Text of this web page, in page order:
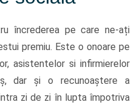
încrederea pe care ne-ați
premiu. Este o onoare pe
asistentelor si infirmierelor
dar și o recunoaștere a
zi de zi în lupta împotriva